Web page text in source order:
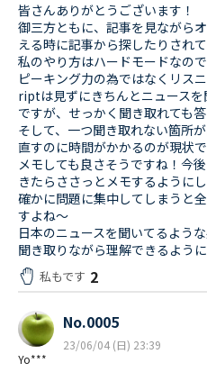
皆さんありがとうございます！
御三方ともに、記事を見ながら
える時に記事から探したりされ
私のやり方はハードモードなの
ピーキング力の為ではなくリス
riptは見ずにきちんとニュース
ですが、せっかく聞き取れても
そして、一つ聞き取れない箇所
直すのに時間がかかるのが現状で
メモしても良さそうですね！今
きたらささっとメモするように
確かに問題に集中してしまうと
すよね〜
日本のニュースを聞いてるよう
聞き取りながら理解できるよう
私もです 2
Yo***
No.0005
23/06/04 (日) 23:39